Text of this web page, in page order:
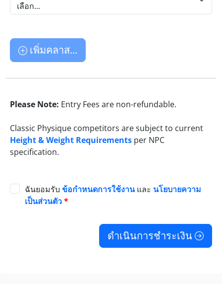
เลือก...
เพิ่มคลาส...
Please Note: Entry Fees are non-refundable.
Classic Physique competitors are subject to current
Height & Weight Requirements per NPC
specification.
ฉันยอมรับข้อกำหนดการใช้งานและ นโยบายความ
เป็นส่วนตัว*
ดำเนินการชำระเงิน